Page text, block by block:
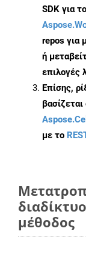
SDK για
repos για
ή
επιλογές
Επίσης,
με το
μέθοδος